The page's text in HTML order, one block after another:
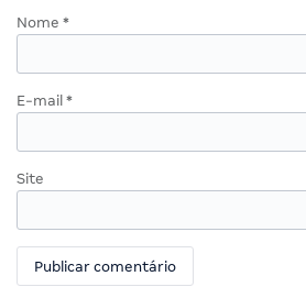
Nome *
E-mail *
Site